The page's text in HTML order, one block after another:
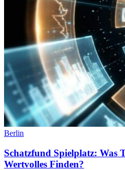
Berlin
Schatzfund Spielplatz: Was
Wertvolles Finden?